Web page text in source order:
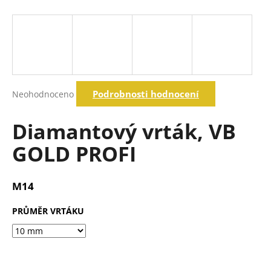
hodnocení
0,0
5
Neohodnoceno Podrobnosti hodnocení
Diamantový vrták, VB
GOLD PROFI
M14
PRŮMĚR VRTÁKU
a
?
Hledat
o
o
r
u